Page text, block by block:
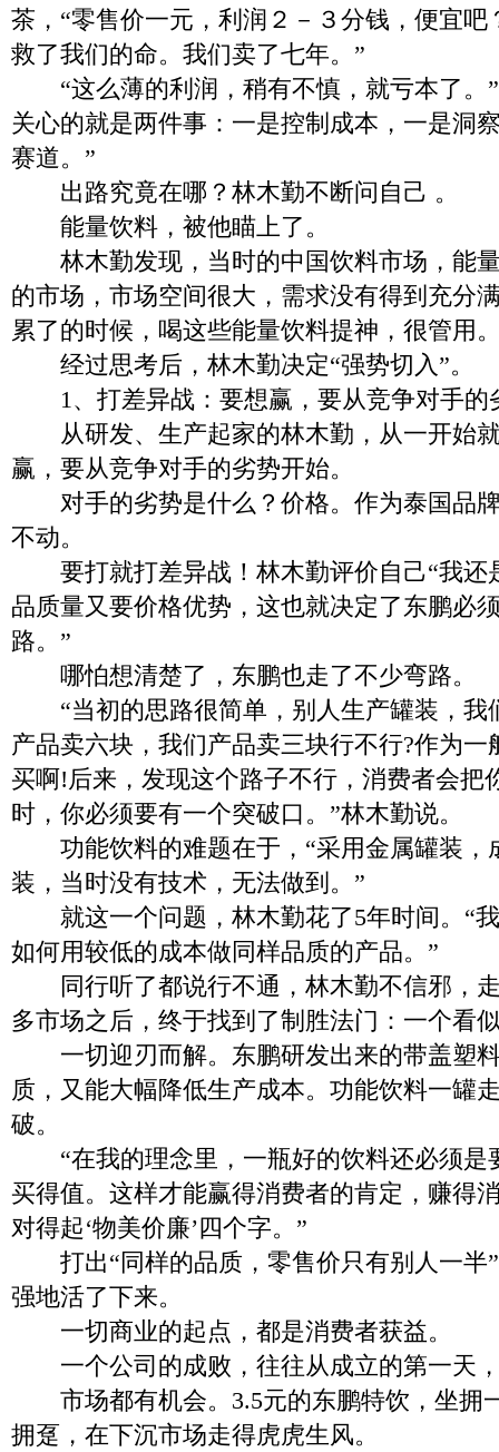
茶，“零售价一元，利润２－３分钱，便宜吧
救了我们的命。我们卖了七年。”
“这么薄的利润，稍有不慎，就亏本了。
关心的就是两件事：一是控制成本，一是洞
赛道。”
出路究竟在哪？林木勤不断问自己 。
能量饮料，被他瞄上了。
林木勤发现，当时的中国饮料市场，能
的市场，市场空间很大，需求没有得到充分
累了的时候，喝这些能量饮料提神，很管用
经过思考后，林木勤决定“强势切入”。
1、打差异战：要想赢，要从竞争对手的
从研发、生产起家的林木勤，从一开始
赢，要从竞争对手的劣势开始。
对手的劣势是什么？价格。作为泰国品牌
不动。
要打就打差异战！林木勤评价自己“我还
品质量又要价格优势，这也就决定了东鹏必
路。”
哪怕想清楚了，东鹏也走了不少弯路。
“当初的思路很简单，别人生产罐装，我
产品卖六块，我们产品卖三块行不行?作为
买啊!后来，发现这个路子不行，消费者会把
时，你必须要有一个突破口。”林木勤说。
功能饮料的难题在于，“采用金属罐装，
装，当时没有技术，无法做到。”
就这一个问题，林木勤花了5年时间。“
如何用较低的成本做同样品质的产品。”
同行听了都说行不通，林木勤不信邪，
多市场之后，终于找到了制胜法门：一个看
一切迎刃而解。东鹏研发出来的带盖塑
质，又能大幅降低生产成本。功能饮料一罐
破。
“在我的理念里，一瓶好的饮料还必须是
买得值。这样才能赢得消费者的肯定，赚得
对得起‘物美价廉’四个字。”
打出“同样的品质，零售价只有别人一半
强地活了下来。
一切商业的起点，都是消费者获益。
一个公司的成败，往往从成立的第一天
市场都有机会。3.5元的东鹏特饮，坐拥
拥趸，在下沉市场走得虎虎生风。